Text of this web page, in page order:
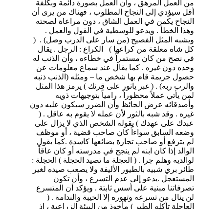
من العمل المرهق ، وأن العمل بصورة دائمة وبكلفة
أقل سيؤدي إلى النجاح المطلوب ، فهناك من يرى أن
النجاح يكمن في العمل الشاق ، دون مراعاة لصحته
وهذا الخطأ . ويدعو للوسطية في القول والعمل .
ويشبه المثل الفصيح (من سار على الدرب وصل) . (
كل شاه معلقة من كراعها ) الكراع : الرجل . يقال
في نصح من كان مستمراً في خطاءه ، وأن الذنب له
وحده دون غيره . كما يقال عند سماع معلومات عن
حصول جريمة قام بها شخص ما – ومثله (الذنب ذنبه
والرب ربه) . ( غبر ياثور على قرنك ) يرمز هذا المثل
لمن يأتي عملاً محظوراً ، رامياً بتوجيهات ذويه
وأصدقائه عرض الحائظ وأن الضرر سيكون عليه دون
غيره . وقد شبه بالثور لأن عمله لا يقوم به عاقل . (
عبدك على عهدك ) يقوله الشخص الذي لا يزال على
وضعه السابق سواءاً كان صاحب قضية ، أو موظف
لم يترفع أو صاحب تجارة بضائعها كاسدة .كما يقول
الوالد إذا كان ابنه لم ينجح في مدرسته أو كان عاقاً
لوالديه وهلم جرا . ( العجلة ما تصيد الحجلة ) الحجلة :
طائر بري شبيه بالطيور الأليفة ولا يصعب صيده لغير
المستعجل .يدعو إلى عدم التسرع ، وأن تكون
تصرفاتنا مبنية على أسس ثابتة . ويؤكد أن المتسرع
لن ينال من تسرعه وتهوره إلا الخيبة والندامة . (
العاجلة تأكله الطير ) مأخوذ من البيئة الزراعية ، إذ